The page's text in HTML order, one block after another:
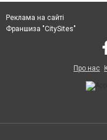
Реклама на сайті
Франшиза "CitySites"
Про нас